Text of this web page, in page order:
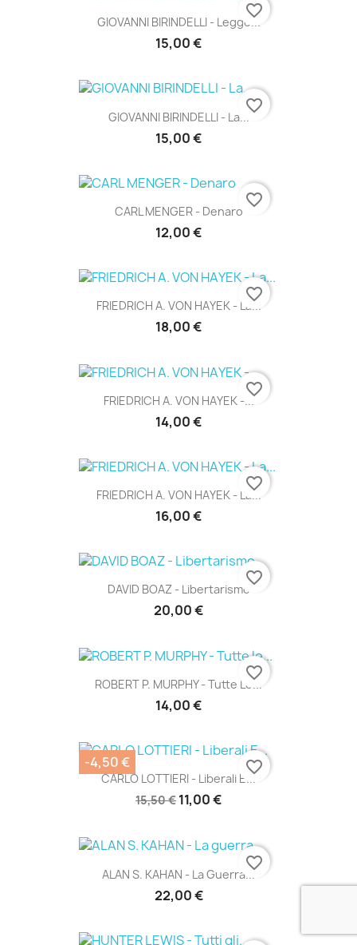
GIOVANNI BIRINDELLI - Legge...
15,00 €
favorite_border
GIOVANNI BIRINDELLI - La...
15,00 €
favorite_border
CARL MENGER - Denaro
12,00 €
favorite_border
FRIEDRICH A. VON HAYEK - La...
18,00 €
favorite_border
FRIEDRICH A. VON HAYEK -...
14,00 €
favorite_border
FRIEDRICH A. VON HAYEK - La...
16,00 €
favorite_border
DAVID BOAZ - Libertarismo
20,00 €
favorite_border
ROBERT P. MURPHY - Tutte Le...
14,00 €
favorite_border
CARLO LOTTIERI - Liberali E...
15,50 € 11,00 €
-4,50 € favorite_border
ALAN S. KAHAN - La Guerra...
22,00 €
favorite_border